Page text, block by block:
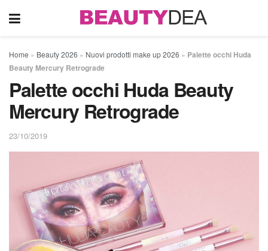
Home » Beauty 2026 » Nuovi prodotti make up 2026 » Palette occhi Huda
Beauty Mercury Retrograde
Palette occhi Huda Beauty
Mercury Retrograde
23/10/2019